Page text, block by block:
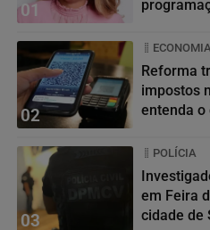
01
02
ECONOMIA
Reforma
impostos
entenda o
03
POLÍCIA
em Feira
cidade de